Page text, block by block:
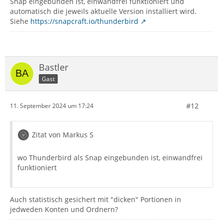
automatisch die jeweils aktuelle Version installiert wird.
Siehe https://snapcraft.io/thunderbird
Bastler
Gast
11. September 2024 um 17:24 #12
Zitat von Markus S
wo Thunderbird als Snap eingebunden ist, einwandfrei
funktioniert
Auch statistisch gesichert mit "dicken" Portionen in
jedweden Konten und Ordnern?